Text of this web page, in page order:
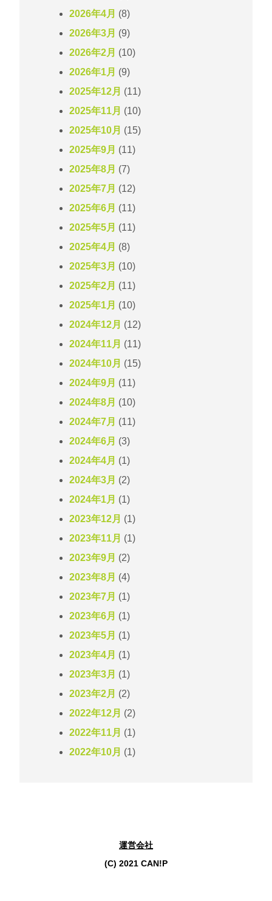
2026年4月 (8)
2026年3月 (9)
2026年2月 (10)
2026年1月 (9)
2025年12月 (11)
2025年11月 (10)
2025年10月 (15)
2025年9月 (11)
2025年8月 (7)
2025年7月 (12)
2025年6月 (11)
2025年5月 (11)
2025年4月 (8)
2025年3月 (10)
2025年2月 (11)
2025年1月 (10)
2024年12月 (12)
2024年11月 (11)
2024年10月 (15)
2024年9月 (11)
2024年8月 (10)
2024年7月 (11)
2024年6月 (3)
2024年4月 (1)
2024年3月 (2)
2024年1月 (1)
2023年12月 (1)
2023年11月 (1)
2023年9月 (2)
2023年8月 (4)
2023年7月 (1)
2023年6月 (1)
2023年5月 (1)
2023年4月 (1)
2023年3月 (1)
2023年2月 (2)
2022年12月 (2)
2022年11月 (1)
2022年10月 (1)
運営会社
(C) 2021 CAN!P